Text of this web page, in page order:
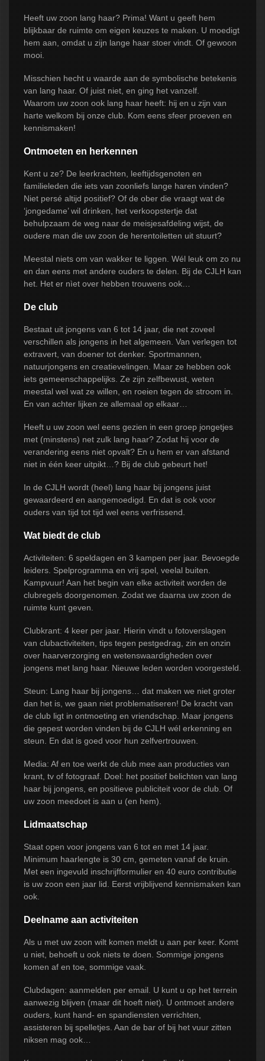
NIEUWS
AGENDA
2026
CONTACT
Heeft uw zoon lang haar? Prima! Want u geeft hem
blijkbaar de ruimte om eigen keuzes te maken. U moedigt
hem aan, omdat u zijn lange haar stoer vindt. Of gewoon
mooi.
Misschien hecht u waarde aan de symbolische betekenis
van lang haar. Of juist niet, en ging het vanzelf.
Waarom uw zoon ook lang haar heeft: hij en u zijn van
harte welkom bij onze club. Kom eens sfeer proeven en
kennismaken!
Ontmoeten en herkennen
Kent u ze? De leerkrachten, leeftijdsgenoten en
familieleden die iets van zoonliefs lange haren vinden?
Niet persé altijd positief? Of de ober die vraagt wat de
‘jongedame’ wil drinken, het verkoopstertje dat
behulpzaam de weg naar de meisjesafdeling wijst, de
oudere man die uw zoon de herentoiletten uit stuurt?
Meestal niets om van wakker te liggen. Wél leuk om zo nu
en dan eens met andere ouders te delen. Bij de CJLH kan
het. Het er nìet over hebben trouwens ook…
De club
Bestaat uit jongens van 6 tot 14 jaar, die net zoveel
verschillen als jongens in het algemeen. Van verlegen tot
extravert, van doener tot denker. Sportmannen,
natuurjongens en creatievelingen. Maar ze hebben ook
iets gemeenschappelijks. Ze zijn zelfbewust, weten
meestal wel wat ze willen, en roeien tegen de stroom in.
En van achter lijken ze allemaal op elkaar…
Heeft u uw zoon wel eens gezien in een groep jongetjes
met (minstens) net zulk lang haar? Zodat hij voor de
verandering eens niet opvalt? En u hem er van afstand
niet in één keer uitpikt…? Bij de club gebeurt het!
In de CJLH wordt (heel) lang haar bij jongens juist
gewaardeerd en aangemoedigd. En dat is ook voor
ouders van tijd tot tijd wel eens verfrissend.
Wat biedt de club
Activiteiten: 6 speldagen en 3 kampen per jaar. Bevoegde
leiders. Spelprogramma en vrij spel, veelal buiten.
Kampvuur! Aan het begin van elke activiteit worden de
clubregels doorgenomen. Zodat we daarna uw zoon de
ruimte kunt geven.
Clubkrant: 4 keer per jaar. Hierin vindt u fotoverslagen
van clubactiviteiten, tips tegen pestgedrag, zin en onzin
over haarverzorging en wetenswaardigheden over
jongens met lang haar. Nieuwe leden worden voorgesteld.
Steun: Lang haar bij jongens… dat maken we niet groter
dan het is, we gaan niet problematiseren! De kracht van
de club ligt in ontmoeting en vriendschap. Maar jongens
die gepest worden vinden bij de CJLH wél erkenning en
steun. En dat is goed voor hun zelfvertrouwen.
Media: Af en toe werkt de club mee aan producties van
krant, tv of fotograaf. Doel: het positief belichten van lang
haar bij jongens, en positieve publiciteit voor de club. Of
uw zoon meedoet is aan u (en hem).
Lidmaatschap
Staat open voor jongens van 6 tot en met 14 jaar.
Minimum haarlengte is 30 cm, gemeten vanaf de kruin.
Met een ingevuld inschrijfformulier en 40 euro contributie
is uw zoon een jaar lid. Eerst vrijblijvend kennismaken kan
ook.
Deelname aan activiteiten
Als u met uw zoon wilt komen meldt u aan per keer. Komt
u niet, behoeft u ook niets te doen. Sommige jongens
komen af en toe, sommige vaak.
Clubdagen: aanmelden per email. U kunt u op het terrein
aanwezig blijven (maar dit hoeft niet). U ontmoet andere
ouders, kunt hand- en spandiensten verrichten,
assisteren bij spelletjes. Aan de bar of bij het vuur zitten
niksen mag ook…